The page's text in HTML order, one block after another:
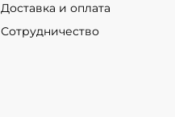
Доставка и оплата
Сотрудничество